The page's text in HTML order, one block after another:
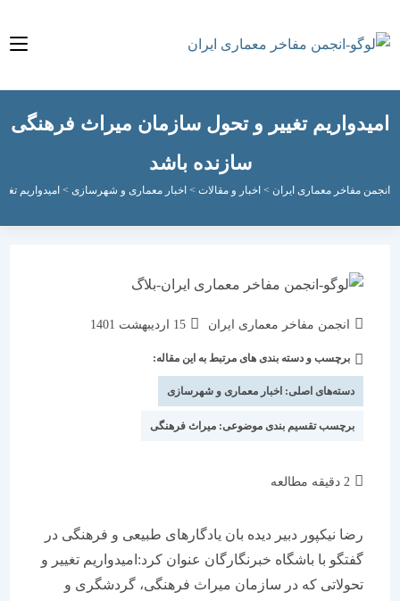
تغییر و تحول سازمان میراث فرهنگی
سازنده باشد
مفاخر معماری ایران > اخبار و مقالات>اخبار معماری و شهرسازی>امیدواریم تغییر و
انجمن مفاخر معماری ایران
نوشته
شده
است:
15 اردیبهشت 1401
برچسب و دسته بندی های مرتبط به این مقاله:
دسته‌های اصلی:اخبار معماری و شهرسازی
برچسب تقسیم بندی موضوعی:میراث فرهنگی
رضا نیكپور دبیر دیده بان یادگارهای طبیعی و فرهنگی در
گفتگو با باشگاه خبرنگارگان عنوان كرد:امیدواریم تغییر و
تحولاتی كه در سازمان میراث فرهنگی، گردشگری و